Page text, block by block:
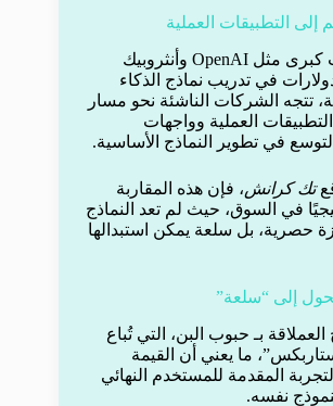
إلى التطبيقات العملية
بينما ضخت شركات كبرى مثل OpenAI وأنثروبيك
في تدريب نماذج الذكاء
تتجه الشركات الناشئة نحو مسار
العملية وواجهات
في تطوير النماذج الأساسية.
تك كرانش، فإن هذه المقاربة
في السوق، حيث لم تعد النماذج
حصرية، بل سلعة يمكن استبدالها
إلى “سلعة”
العملاقة بـ حبوب البن، التي تُباع
ما يعني أن القيمة
المقدمة للمستخدم النهائي
نفسه.